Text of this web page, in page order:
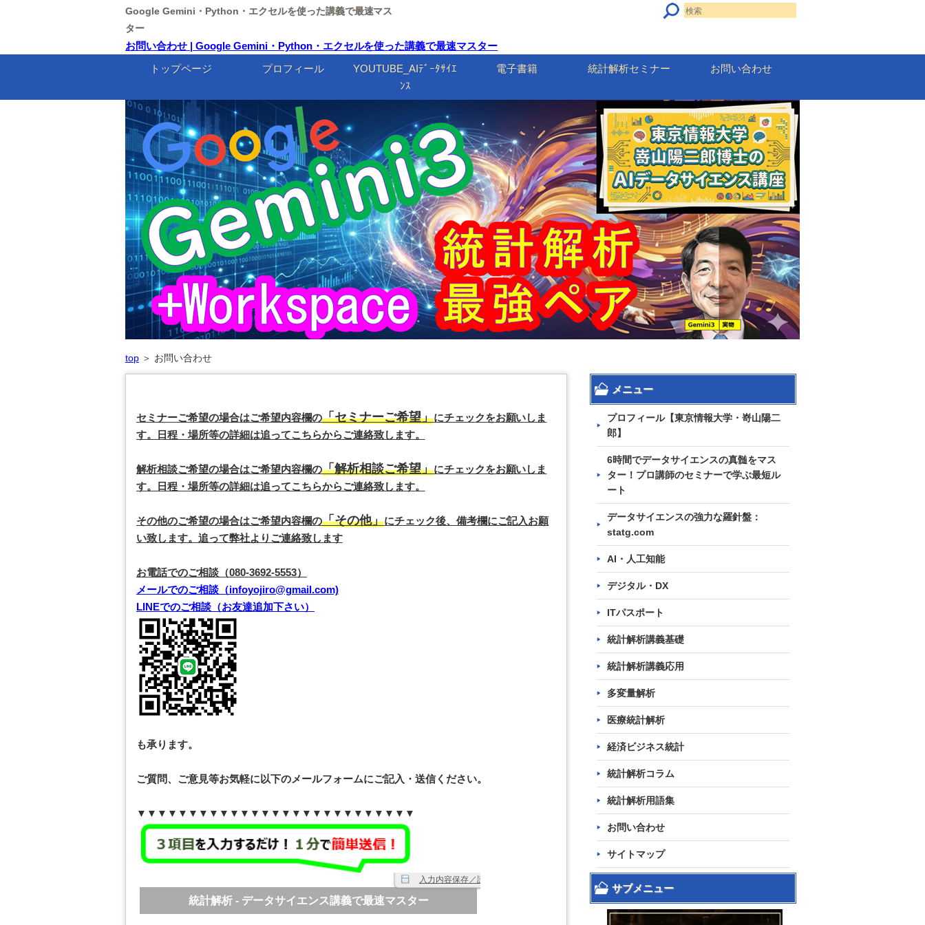
Google Gemini・Python・エクセルを使った講義で最速マス
ター
お問い合わせ | Google Gemini・Python・エクセルを使った講義で最速マスター
トップページ
プロフィール
YOUTUBE_AIﾃﾞｰﾀｻｲｴ
ﾝｽ
電子書籍 統計解析セミナー お問い合わせ
top＞ お問い合わせ
セミナーご希望の場合はご希望内容欄の「セミナーご希望」にチェックをお願いしま
す。日程・場所等の詳細は追ってこちらからご連絡致します。
解析相談ご希望の場合はご希望内容欄の「解析相談ご希望」にチェックをお願いしま
す。日程・場所等の詳細は追ってこちらからご連絡致します。
その他のご希望の場合はご希望内容欄の「その他」にチェック後、備考欄にご記入お願
い致します。追って弊社よりご連絡致します
お電話でのご相談（080-3692-5553）
メールでのご相談（infoyojiro@gmail.com)
LINEでのご相談（お友達追加下さい）
も承ります。
ご質問、ご意見等お気軽に以下のメールフォームにご記入・送信ください。
▼▼▼▼▼▼▼▼▼▼▼▼▼▼▼▼▼▼▼▼▼▼▼▼▼▼▼
メニュー
プロフィール【東京情報大学・嵜山陽二
郎】
6時間でデータサイエンスの真髄をマス
ター！プロ講師のセミナーで学ぶ最短ル
ート
データサイエンスの強力な羅針盤：
statg.com
AI・人工知能
デジタル・DX
ITパスポート
統計解析講義基礎
統計解析講義応用
多変量解析
医療統計解析
経済ビジネス統計
統計解析コラム
統計解析用語集
お問い合わせ
サイトマップ
サブメニュー